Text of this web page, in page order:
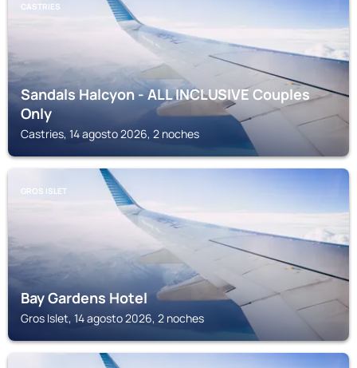
CASTRIES
Sandals Halcyon - ALL INCLUSIVE Couples
Only
Castries, 14 agosto 2026, 2 noches
GROS ISLET
Bay Gardens Hotel
Gros Islet, 14 agosto 2026, 2 noches